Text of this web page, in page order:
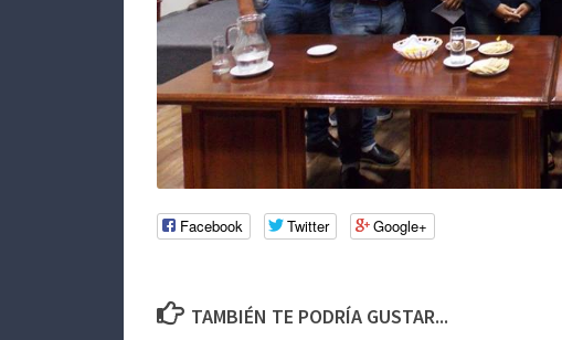
Facebook Twitter Google+
TAMBIÉN TE PODRÍA GUSTAR...